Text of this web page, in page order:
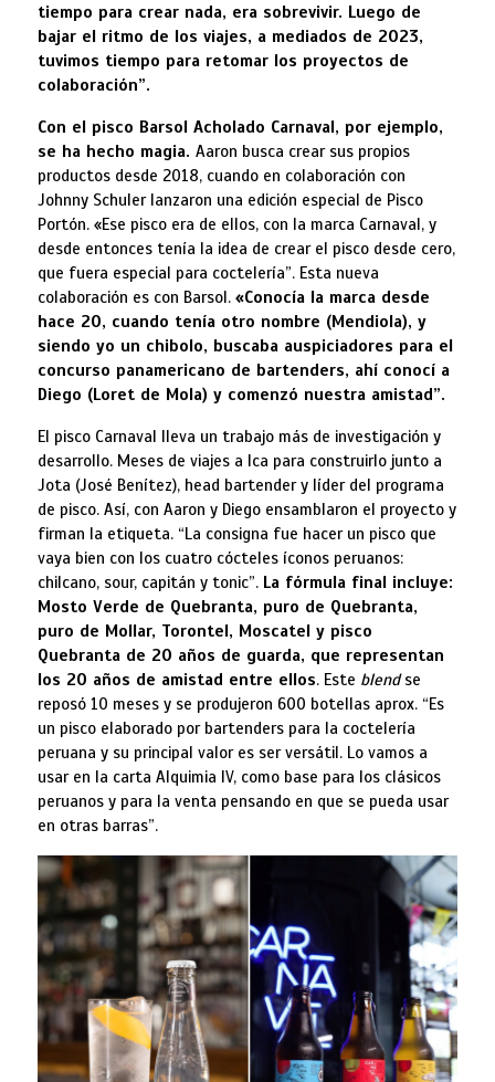
tiempo para crear nada, era sobrevivir. Luego de
bajar el ritmo de los viajes, a mediados de 2023,
tuvimos tiempo para retomar los proyectos de
colaboración”.
Con el pisco Barsol Acholado Carnaval, por ejemplo,
se ha hecho magia. Aaron busca crear sus propios
productos desde 2018, cuando en colaboración con
Johnny Schuler lanzaron una edición especial de Pisco
Portón. «Ese pisco era de ellos, con la marca Carnaval, y
desde entonces tenía la idea de crear el pisco desde cero,
que fuera especial para coctelería”. Esta nueva
colaboración es con Barsol. «Conocía la marca desde
hace 20, cuando tenía otro nombre (Mendiola), y
siendo yo un chibolo, buscaba auspiciadores para el
concurso panamericano de bartenders, ahí conocí a
Diego (Loret de Mola) y comenzó nuestra amistad”.
El pisco Carnaval lleva un trabajo más de investigación y
desarrollo. Meses de viajes a Ica para construirlo junto a
Jota (José Benítez), head bartender y líder del programa
de pisco. Así, con Aaron y Diego ensamblaron el proyecto y
firman la etiqueta. “La consigna fue hacer un pisco que
vaya bien con los cuatro cócteles íconos peruanos:
chilcano, sour, capitán y tonic”. La fórmula final incluye:
Mosto Verde de Quebranta, puro de Quebranta,
puro de Mollar, Torontel, Moscatel y pisco
Quebranta de 20 años de guarda, que representan
los 20 años de amistad entre ellos. Este blendse
reposó 10 meses y se produjeron 600 botellas aprox. “Es
un pisco elaborado por bartenders para la coctelería
peruana y su principal valor es ser versátil. Lo vamos a
usar en la carta Alquimia IV, como base para los clásicos
peruanos y para la venta pensando en que se pueda usar
en otras barras”.